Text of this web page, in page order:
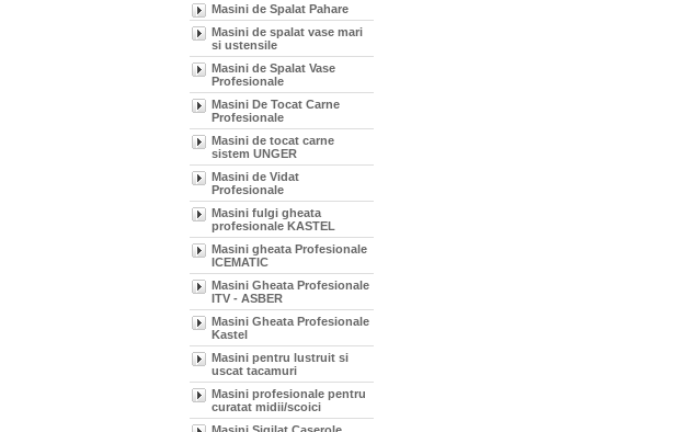
Masini de Spalat Pahare
Masini de spalat vase mari
si ustensile
Masini de Spalat Vase
Profesionale
Masini De Tocat Carne
Profesionale
Masini de tocat carne
sistem UNGER
Masini de Vidat
Profesionale
Masini fulgi gheata
profesionale KASTEL
Masini gheata Profesionale
ICEMATIC
Masini Gheata Profesionale
ITV - ASBER
Masini Gheata Profesionale
Kastel
Masini pentru lustruit si
uscat tacamuri
Masini profesionale pentru
curatat midii/scoici